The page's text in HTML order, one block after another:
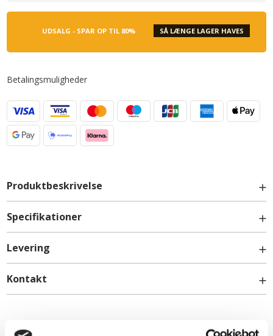
UDSALG - SPAR OP TIL 80% SÅ LÆNGE LAGER HAVES
Betalingsmuligheder
Produktbeskrivelse
Løs Træskuffe i bøg - høj model til fuldt udtræk og
soft-luk - Højde: 19,5 cm - Dybde: 48 cm
Specifikationer
Levering
Kontakt